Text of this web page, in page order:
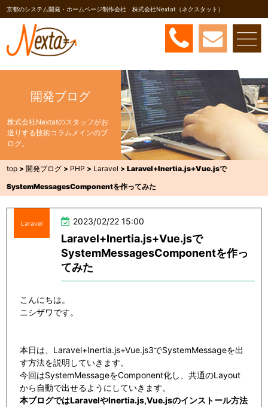
京都のシステム開発・ホームページ制作会社 株式会社Nextat（ネクスタット）
開発ブログ
株式会社Nextatのスタッフがお
送りする技術コラムメインのブ
ログ。
top >開発ブログ > PHP > Laravel >Laravel+Inertia.js+Vue.jsで
SystemMessagesComponentを作ってみた
Laravel 2023/02/22 15:00
Laravel+Inertia.js+Vue.jsで
SystemMessagesComponentを作っ
てみた
こんにちは。
ニシザワです。
本日は、Laravel+Inertia.js+Vue.js3でSystemMessageを出
す方法を説明していきます。
今回はSystemMessageをComponent化し、共通のLayout
から自動で出せるようにしていきます。
本ブログではLaravelやInertia.js,Vue.jsのインストール方法